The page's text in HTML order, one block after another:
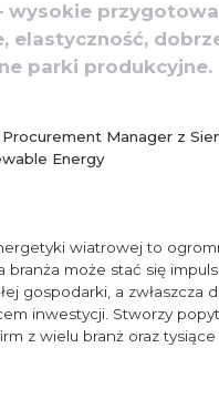
wysokie
elastyczność,
parki produkcyjne.
Manager z
Energy
wiatrowej to
branża może stać się
gospodarki, a zwłaszcza
inwestycji. Stworzy
z wielu branż oraz